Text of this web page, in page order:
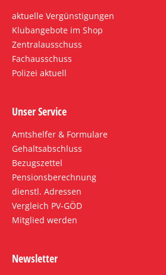
aktuelle Vergünstigungen
Klubangebote im Shop
Zentralausschuss
Fachausschuss
Polizei aktuell
Unser Service
Amtshelfer & Formulare
Gehaltsabschluss
Bezugszettel
Pensionsberechnung
dienstl. Adressen
Vergleich PV-GÖD
Mitglied werden
Newsletter